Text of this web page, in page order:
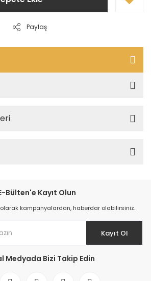
Paylaş
Bülten'e Kayıt Olun
kampanyalardan, haberdar olabilirsiniz.
Kayıt Ol
Medyada Bizi Takip Edin